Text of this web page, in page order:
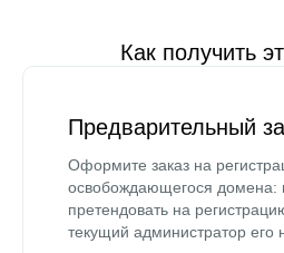
Как получить
Предварительный
Оформите заказ на
освобождающегося домена:
претендовать на
текущий администратор его